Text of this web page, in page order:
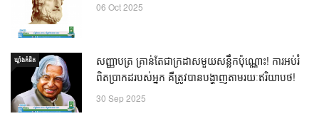
06 Oct 2025
ឃ្លាំង​គំនិត
សញ្ញាបត្រ គ្រាន់តែជាក្រដាសមួយសន្លឹកប៉ុណ្ណោះ! ការអប់រំ
ពិតប្រាកដរបស់អ្នក គឺត្រូវបានបង្ហាញតាមរយៈឥរិយាបថ!
30 Sep 2025